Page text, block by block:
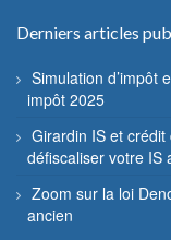
Derniers articles
Simulation d’impôt
impôt 2025
Girardin IS et crédit
défiscaliser votre IS
Zoom sur la loi
ancien